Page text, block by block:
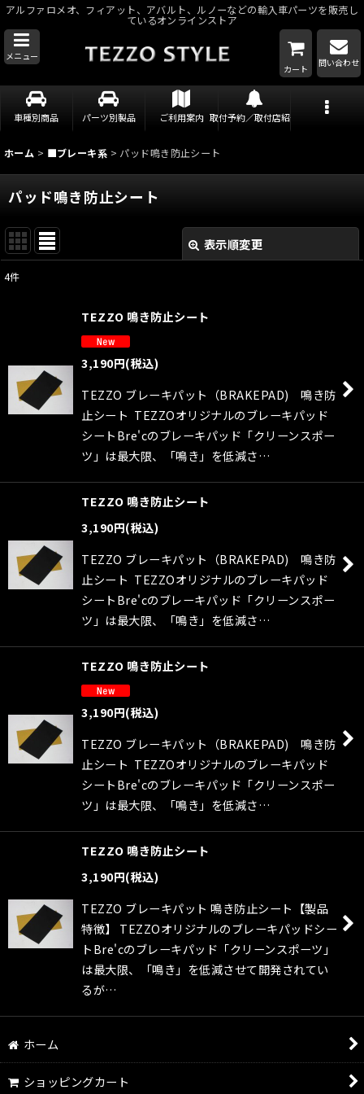
アルファロメオ、フィアット、アバルト、ルノーなどの輸入車パーツを販売し
ているオンラインストア
メニュー
カート
問い合わせ
車種別商品 パーツ別製品 ご利用案内 取付予約／取付店紹介
ホーム > ■ブレーキ系 > パッド鳴き防止シート
パッド鳴き防止シート
表示順変更
4件
TEZZO 鳴き防止シート
3,190円(税込)
TEZZO ブレーキパット（BRAKEPAD) 鳴き防
止シート TEZZOオリジナルのブレーキパッド
シートBre'cのブレーキパッド「クリーンスポー
ツ」は最大限、「鳴き」を低減さ…
TEZZO 鳴き防止シート
3,190円(税込)
TEZZO ブレーキパット（BRAKEPAD) 鳴き防
止シート TEZZOオリジナルのブレーキパッド
シートBre'cのブレーキパッド「クリーンスポー
ツ」は最大限、「鳴き」を低減さ…
TEZZO 鳴き防止シート
3,190円(税込)
TEZZO ブレーキパット（BRAKEPAD) 鳴き防
止シート TEZZOオリジナルのブレーキパッド
シートBre'cのブレーキパッド「クリーンスポー
ツ」は最大限、「鳴き」を低減さ…
TEZZO 鳴き防止シート
3,190円(税込)
TEZZO ブレーキパット 鳴き防止シート【製品
特徴】 TEZZOオリジナルのブレーキパッドシー
トBre'cのブレーキパッド「クリーンスポーツ」
は最大限、「鳴き」を低減させて開発されてい
るが…
ホーム
ショッピングカート